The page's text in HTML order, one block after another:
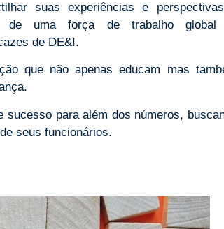
suas experiências e
de uma força de trabalho global
de DE&I.
que não apenas educam mas
para além dos números,
seus funcionários.